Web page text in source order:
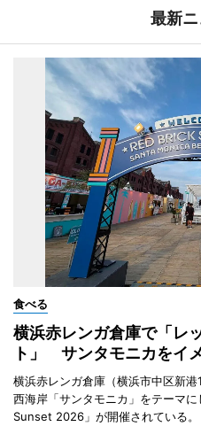
最新
食べる
横浜赤レンガ倉庫で「レ
ト」 サンタモニカをイ
横浜赤レンガ倉庫（横浜市中区新
西海岸「サンタモニカ」をテーマ
Sunset 2026」が開催されている。